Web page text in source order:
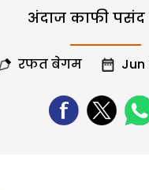
अंदाज काफी पसंद
रफत बेगम Jun